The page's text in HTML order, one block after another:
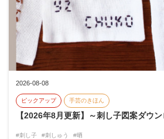
2026-08-08
ピックアップ 手芸のきほん
【2026年8月更新】～刺し子図案ダウ
#刺し子 #刺しゅう #晒